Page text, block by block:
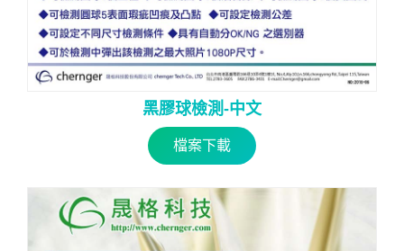
黑膠球檢測-中文
檔案下載